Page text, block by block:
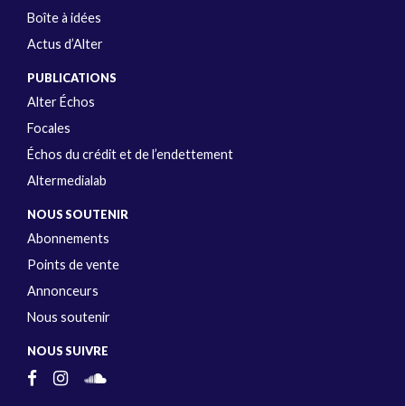
Boîte à idées
Actus d’Alter
PUBLICATIONS
Alter Échos
Focales
Échos du crédit et de l’endettement
Altermedialab
NOUS SOUTENIR
Abonnements
Points de vente
Annonceurs
Nous soutenir
NOUS SUIVRE